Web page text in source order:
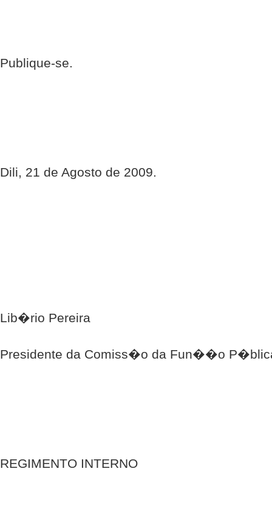
Publique-se.
Dili, 21 de Agosto de 2009.
Lib�rio Pereira
Presidente da Comiss�o da Fun��o
REGIMENTO INTERNO